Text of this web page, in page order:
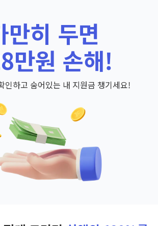
만히 두면
만원 손해!
인하고 숨어있는 내 지원금 챙기세요!